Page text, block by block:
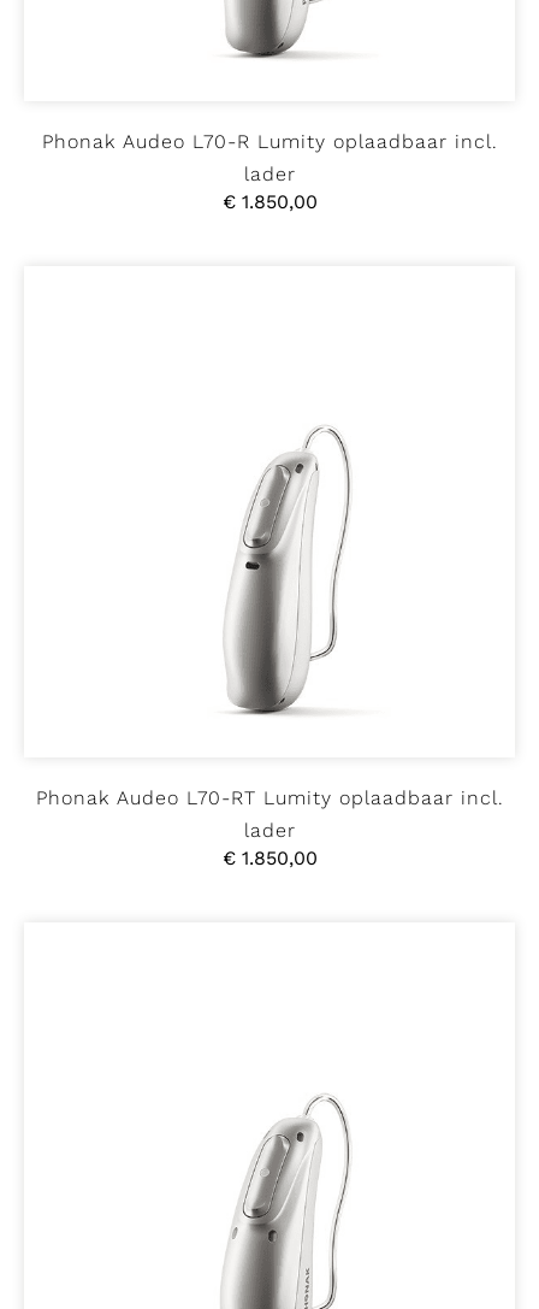
Phonak Audeo L70-R Lumity oplaadbaar incl.
lader
€1.850,00
Phonak Audeo L70-RT Lumity oplaadbaar incl.
lader
€1.850,00